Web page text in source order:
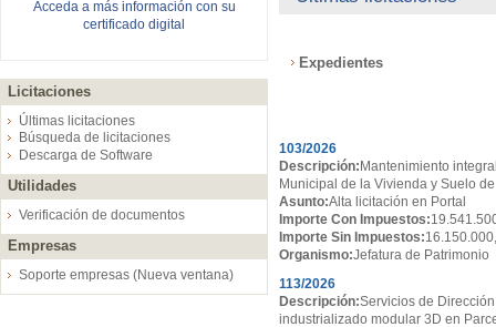
Acceda a más información con su
certificado digital
Licitaciones
Últimas licitaciones
Búsqueda de licitaciones
Descarga de Software
Utilidades
Verificación de documentos
Empresas
Soporte empresas (Nueva ventana)
Expedientes
103/2026
Descripción: Mantenimiento
Municipal de la Vivienda y Suelo
Asunto:Alta licitación en Portal
Importe Con Impuestos:
Importe Sin Impuestos:
Organismo:Jefatura de Patrimonio
113/2026
Descripción:Servicios de
industrializado modular 3D en